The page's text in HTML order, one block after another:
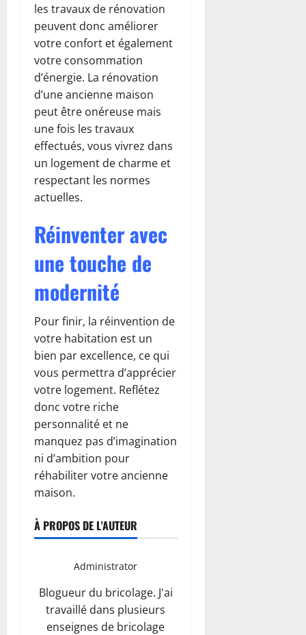
les travaux de rénovation
peuvent donc améliorer
votre confort et également
votre consommation
d’énergie. La rénovation
d’une ancienne maison
peut être onéreuse mais
une fois les travaux
effectués, vous vivrez dans
un logement de charme et
respectant les normes
actuelles.
Réinventer avec
une touche de
modernité
Pour finir, la réinvention de
votre habitation est un
bien par excellence, ce qui
vous permettra d’apprécier
votre logement. Reflétez
donc votre riche
personnalité et ne
manquez pas d’imagination
ni d’ambition pour
réhabiliter votre ancienne
maison.
À PROPOS DE L'AUTEUR
Administrator
Blogueur du bricolage. J'ai
travaillé dans plusieurs
enseignes de bricolage